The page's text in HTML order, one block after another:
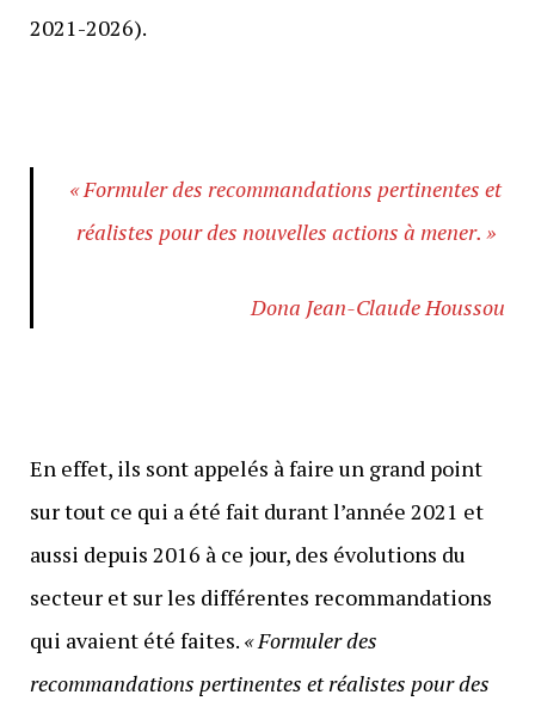
2021-2026).
«Formuler des recommandations pertinentes et
réalistes pour des nouvelles actions à mener. »
Dona Jean-Claude Houssou
En effet, ils sont appelés à faire un grand point
sur tout ce qui a été fait durant l’année 2021 et
aussi depuis 2016 à ce jour, des évolutions du
secteur et sur les différentes recommandations
qui avaient été faites. « Formuler des
recommandations pertinentes et réalistes pour des